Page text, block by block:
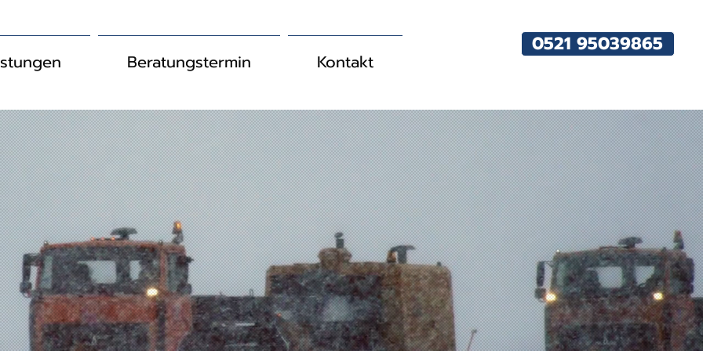
Beratungstermin Kontakt
0521 95039865